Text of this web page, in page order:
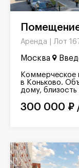
Аренда | Лот
Москва
Коммерческое
в Коньково.
дому,
300 000 ₽